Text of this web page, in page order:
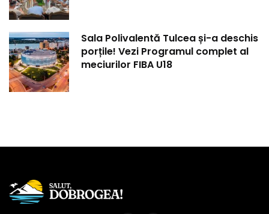
Sala Polivalentă Tulcea și-a deschis
porțile! Vezi Programul complet al
meciurilor FIBA U18